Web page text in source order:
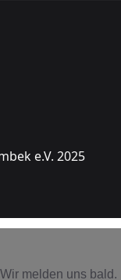
e.V. 2025
melden uns bald.